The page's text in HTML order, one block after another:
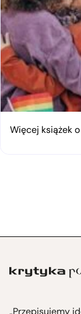
Więcej książek
„Przepisujemy